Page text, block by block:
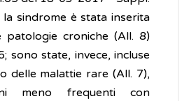
sindrome è stata inserita
patologie croniche (All. 8)
sono state, invece, incluse
delle malattie rare (All. 7),
meno frequenti con